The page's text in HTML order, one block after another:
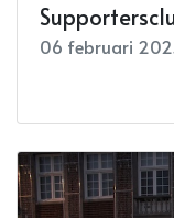
06 februari